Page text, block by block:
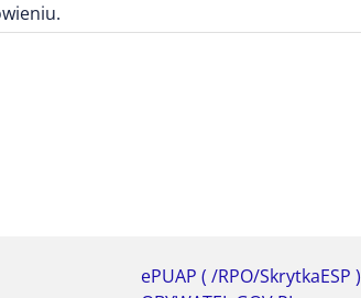
ePUAP ( /RPO/SkrytkaESP )